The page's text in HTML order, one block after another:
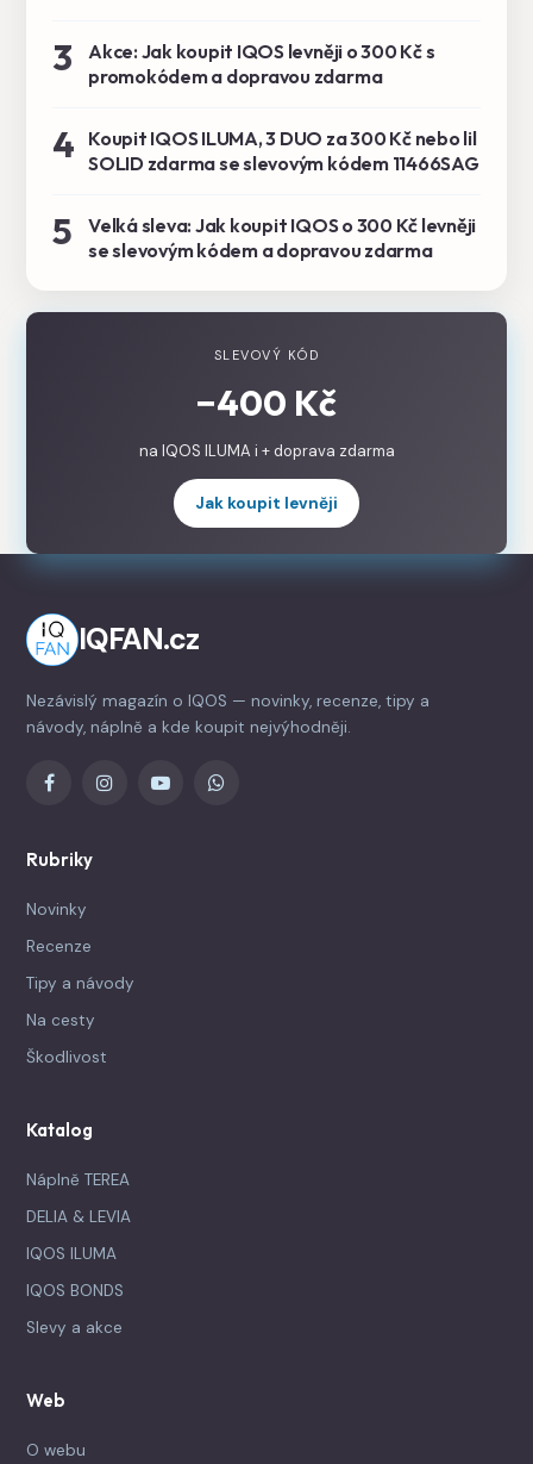
3
Akce: Jak koupit IQOS levněji o 300 Kč s
promokódem a dopravou zdarma
4
Koupit IQOS ILUMA, 3 DUO za 300 Kč nebo lil
SOLID zdarma se slevovým kódem 11466SAG
5
Velká sleva: Jak koupit IQOS o 300 Kč levněji
se slevovým kódem a dopravou zdarma
SLEVOVÝ KÓD
−400 Kč
na IQOS ILUMA i + doprava zdarma
Jak koupit levněji
IQFAN.cz
Nezávislý magazín o IQOS — novinky, recenze, tipy a
návody, náplně a kde koupit nejvýhodněji.
Rubriky
Novinky
Recenze
Tipy a návody
Na cesty
Škodlivost
Katalog
Náplně TEREA
DELIA & LEVIA
IQOS ILUMA
IQOS BONDS
Slevy a akce
Web
O webu